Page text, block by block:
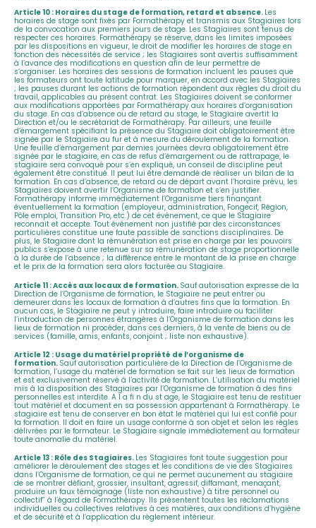
Article 10 : Horaires du stage de formation, retard et absence. Les
horaires de stage sont fixés par Formathérapy et transmis aux Stagiaires lors
de la convocation aux premiers jours de stage. Les Stagiaires sont tenus de
respecter ces horaires. Formathérapy se réserve, dans les limites imposées
par les dispositions en vigueur, le droit de modifier les horaires de stage en
fonction des nécessités de service ; les Stagiaires sont avertis suffisamment
à l’avance des modifications en question afin de leur permettre de
s’organiser. Les horaires des sessions de formation incluent les pauses que
les formateurs ont toute latitude pour marquer, en accord avec les Stagiaires
; les pauses durant les actions de formation répondent aux règles du droit du
travail, applicables au présent contrat. Les Stagiaires doivent se conformer
aux modifications apportées par Formathérapy aux horaires d’organisation
du stage. En cas d’absence ou de retard au stage, le Stagiaire avertit la
Direction et/ou le secrétariat de Formathérapy. Par ailleurs, une feuille
d’émargement spécifiant la présence du Stagiaire doit obligatoirement être
signée par le Stagiaire au fur et à mesure du déroulement de la formation.
Une feuille d’émargement par demies journées devra obligatoirement être
signée par le stagiaire, en cas de refus d’émargement ou de rattrapage, le
stagiaire sera convoqué pour s’en expliqué, un conseil de discipline peut
également être constitué. Il peut lui être demandé de réaliser un bilan de la
formation. En cas d’absence, de retard ou de départ avant l’horaire prévu, les
Stagiaires doivent avertir l’Organisme de formation et s’en justifier.
Formathérapy informe immédiatement l’Organisme tiers finançant
éventuellement la formation (employeur, administration, Fongecif, Région,
Pôle emploi, Transition Pro, etc.) de cet événement, ce que le Stagiaire
reconnait et accepte. Tout événement non justifié par des circonstances
particulières constitue une faute passible de sanctions disciplinaires. De
plus, le Stagiaire dont la rémunération est prise en charge par les pouvoirs
publics s’expose à une retenue sur sa rémunération de stage proportionnelle
à la durée de l’absence ; la différence entre le montant de la prise en charge
et le prix de la formation sera alors facturée au Stagiaire.
Article 11 : Accès aux locaux de formation. Sauf autorisation expresse de la
Direction de l’Organisme de formation, le Stagiaire ne peut entrer ou
demeurer dans les locaux de formation à d’autres fins que la formation. En
aucun cas, le Stagiaire ne peut y introduire, faire introduire ou faciliter
l’introduction de personnes étrangères à l’Organisme de formation dans les
lieux de formation ni procéder, dans ces derniers, à la vente de biens ou de
services (famille, amis, enfants, conjoint ; liste non exhaustive).
Article 12 : Usage du matériel propriété de l’organisme de
formation. Sauf autorisation particulière de la Direction de l’Organisme de
formation, l’usage du matériel de formation se fait sur les lieux de formation
et est exclusivement réservé à l’activité de formation. L’utilisation du matériel
mis à la disposition des Stagiaires par l’Organisme de formation à des fins
personnelles est interdite. A l a fi n du st age, le Stagiaire est tenu de restituer
tout matériel et document en sa possession appartenant à Formathérapy. Le
stagiaire est tenu de conserver en bon état le matériel qui lui est confié pour
la formation. Il doit en faire un usage conforme à son objet et selon les règles
délivrées par le formateur. Le Stagiaire signale immédiatement au formateur
toute anomalie du matériel.
Article 13 : Rôle des Stagiaires. Les Stagiaires font toute suggestion pour
améliorer le déroulement des stages et les conditions de vie des Stagiaires
dans l’Organisme de formation, ce qui ne permet aucunement au stagiaire
de se montrer défiant, grossier, insultant, agressif, diffamant, menaçant,
produire un faux témoignage (liste non exhaustive) à titre personnel ou
collectif” à l’égard de Formathérapy. Ils présentent toutes les réclamations
individuelles ou collectives relatives à ces matières, aux conditions d’hygiène
et de sécurité et à l’application du règlement intérieur.